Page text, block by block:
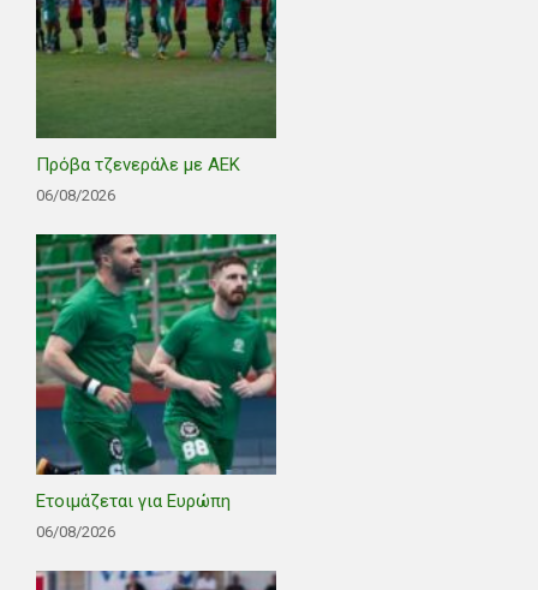
Πρόβα τζενεράλε με ΑΕΚ
06/08/2026
Ετοιμάζεται για Ευρώπη
06/08/2026